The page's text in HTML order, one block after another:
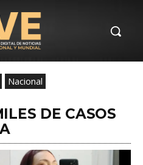
Nacional
DE CASOS